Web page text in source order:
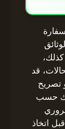
قد
تصريح
حسب
اتخاذ